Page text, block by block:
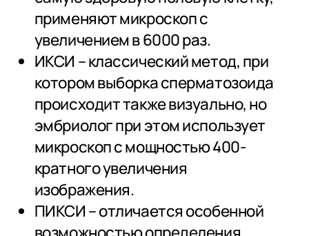
применяют микроскоп с
увеличением в 6000 раз.
ИКСИ – классический метод, при
котором выборка сперматозоида
происходит также визуально, но
эмбриолог при этом использует
микроскоп с мощностью 400-
кратного увеличения
изображения.
ПИКСИ – отличается особенной